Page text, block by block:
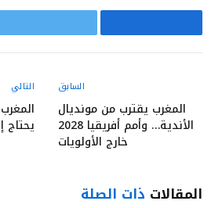
فيسبوك تويتر
السابق
المغرب يقترب من مونديال
الأندية… وأمم أفريقيا 2028
خارج الأولويات
التالي
يحتاج
المقالات ذات الصلة